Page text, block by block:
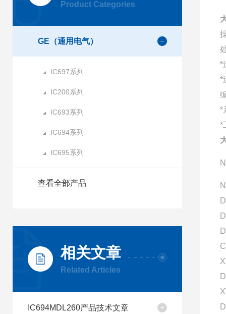
Product Categories
GE（通用电气）
IC697系列
IC200系列
IC693系列
IC694系列
IC695系列
查看全部产品
相关文章
Related Articles
IC694MDL260产品技术文章
*
*
*
*